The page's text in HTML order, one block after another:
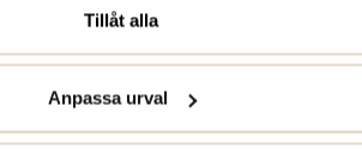
Tillåt alla
Anpassa urval